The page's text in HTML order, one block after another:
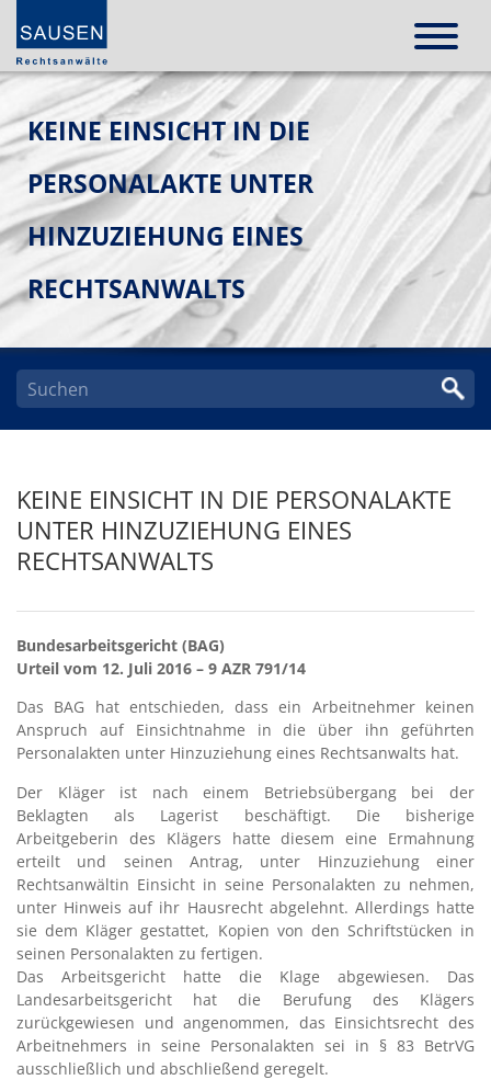
KEINE EINSICHT IN DIE
PERSONALAKTE UNTER
HINZUZIEHUNG EINES
RECHTSANWALTS
KEINE EINSICHT IN DIE PERSONALAKTE
UNTER HINZUZIEHUNG EINES
RECHTSANWALTS
Bundesarbeitsgericht (BAG)
Urteil vom 12. Juli 2016 – 9 AZR 791/14
Das BAG hat entschieden, dass ein Arbeitnehmer keinen
Anspruch auf Einsichtnahme in die über ihn geführten
Personalakten unter Hinzuziehung eines Rechtsanwalts hat.
Der Kläger ist nach einem Betriebsübergang bei der
Beklagten als Lagerist beschäftigt. Die bisherige
Arbeitgeberin des Klägers hatte diesem eine Ermahnung
erteilt und seinen Antrag, unter Hinzuziehung einer
Rechtsanwältin Einsicht in seine Personalakten zu nehmen,
unter Hinweis auf ihr Hausrecht abgelehnt. Allerdings hatte
sie dem Kläger gestattet, Kopien von den Schriftstücken in
seinen Personalakten zu fertigen.
Das Arbeitsgericht hatte die Klage abgewiesen. Das
Landesarbeitsgericht hat die Berufung des Klägers
zurückgewiesen und angenommen, das Einsichtsrecht des
Arbeitnehmers in seine Personalakten sei in § 83 BetrVG
ausschließlich und abschließend geregelt.